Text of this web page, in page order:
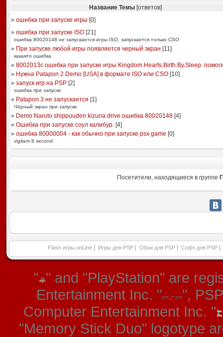
Название Темы[ответов]
» ошибка при запуске игры [0]
» ошибка при запуске ISO[21]
ошибка 80020148 не запускается игры ISO, запускается только CSO
» При запуске любой игры появляется черный экран [11]
какаято ошибка
» 8002013с ошибка при запуске игры Kingdom.Hearts.Birth.By.Sleep.
» Нужна Patapon 2 Demo [USA] в формате ISO или CSO[10]
» запуск игр на PSP[2]
ошибка при запуске
» Patapon 3 не запускается [1]
Чёрный экран при запуске
» Demo Naruto shippuuden kizuna drive ошибка 80020148[4]
» Ошибка при запуске соул калибур.[4]
» ошибка 80000004 - как обычно при запуске psx game [0]
vigilant 8 second
Посетители, находящиеся в группе
Flash игры onLine Игры для PSP Обои для PSP Софт для PSP
" " and "PlayStation" are
Entertainment Inc. "
",
Computer Entertainment Inc. "
"Memory Stick Duo" logotype